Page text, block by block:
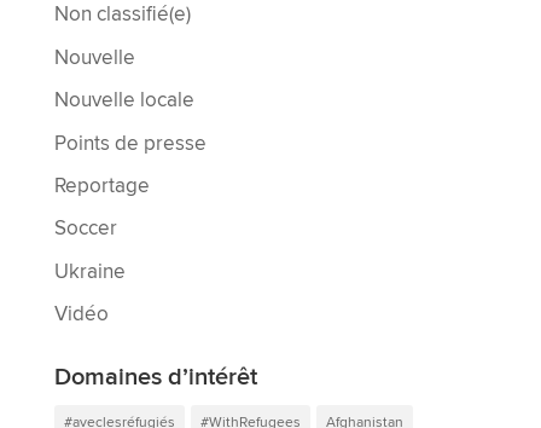
Non classifié(e)
Nouvelle
Nouvelle locale
Points de presse
Reportage
Soccer
Ukraine
Vidéo
Domaines d’intérêt
#aveclesréfugiés #WithRefugees Afghanistan